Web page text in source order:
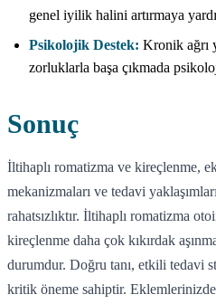
genel iyilik halini artırmaya
Psikolojik Destek: Kronik ağrı
zorluklarla başa çıkmada
Sonuç
İltihaplı romatizma ve kireçlenme,
mekanizmaları ve tedavi
rahatsızlıktır. İltihaplı romatizma
kireçlenme daha çok kıkırdak
durumdur. Doğru tanı, etkili tedavi
kritik öneme sahiptir.